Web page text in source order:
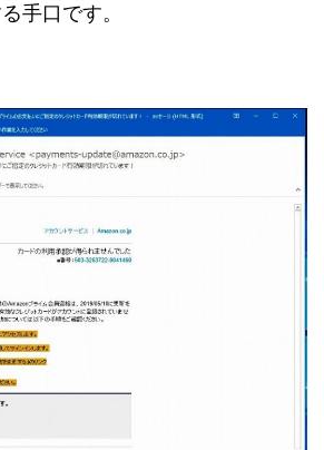
手口です。